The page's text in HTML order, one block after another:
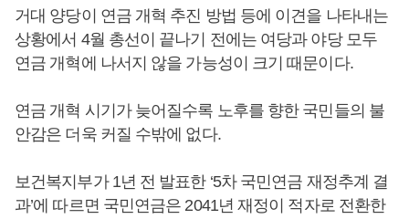
거대 양당이 연금 개혁 추진 방법 등에 이견을 나타내는
상황에서 4월 총선이 끝나기 전에는 여당과 야당 모두
연금 개혁에 나서지 않을 가능성이 크기 때문이다.
연금 개혁 시기가 늦어질수록 노후를 향한 국민들의 불
안감은 더욱 커질 수밖에 없다.
보건복지부가 1년 전 발표한 ‘5차 국민연금 재정추계 결
과’에 따르면 국민연금은 2041년 재정이 적자로 전환한